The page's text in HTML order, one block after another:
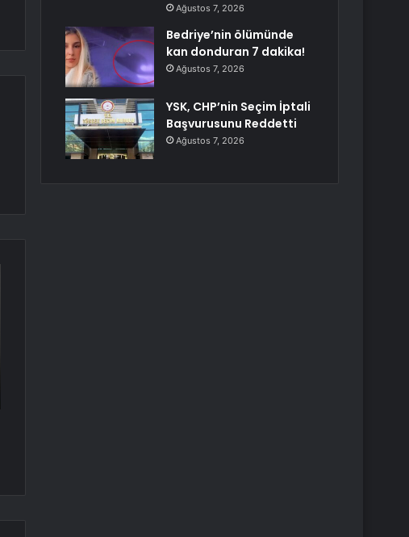
Ağustos 7, 2026
Bedriye’nin ölümünde
kan donduran 7 dakika!
Ağustos 7, 2026
YSK, CHP’nin Seçim İptali
Başvurusunu Reddetti
Ağustos 7, 2026